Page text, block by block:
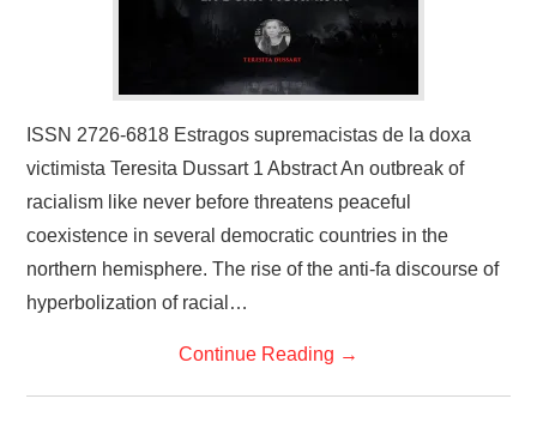
CONTACTS
ISSN 2726-6818 Estragos supremacistas de la doxa
victimista Teresita Dussart 1 Abstract An outbreak of
racialism like never before threatens peaceful
coexistence in several democratic countries in the
northern hemisphere. The rise of the anti-fa discourse of
hyperbolization of racial…
Continue Reading →